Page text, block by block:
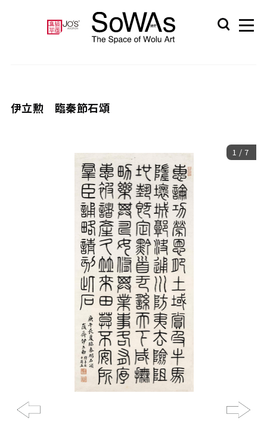
1 / 7
伊立勲 臨秦節石頌